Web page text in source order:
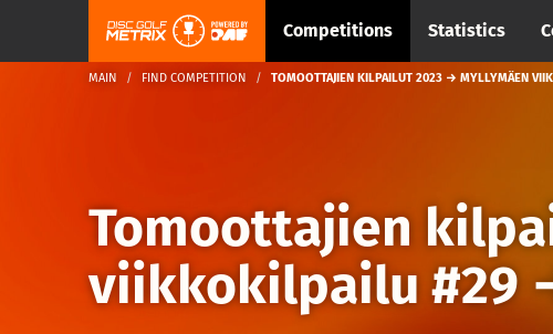
Competitions Statistics
MAIN FIND COMPETITION TOMOOTTAJIEN KILPAILUT 2023 → MYLLYMÄEN
Tomoottajien
viikkokilpailu #29